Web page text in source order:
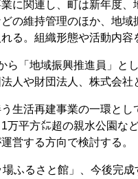
に関連し、町は新年度
の維持管理のほか、地
る。組織形態や活動内
「地域振興推進員」と
人や財団法人、株式会
生活再建事業の一環と
万平方㍍超の親水公園な
営する方向で検討する。
ふるさと館」、今後完